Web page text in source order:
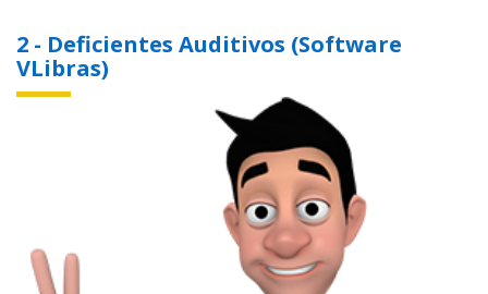
2 - Deficientes Auditivos (Software
VLibras)